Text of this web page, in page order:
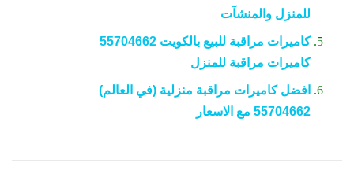
للمنزل والمنشآت
كاميرات مراقبة للبيع بالكويت 55704662
كاميرات مراقبة للمنزل
افضل كاميرات مراقبة منزلية (في العالم)
55704662 مع الاسعار